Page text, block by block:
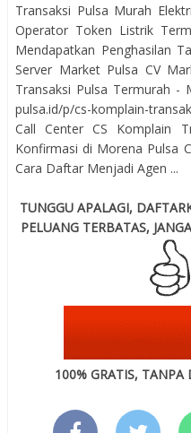
Transaksi Pulsa Murah
Operator Token Listrik
Mendapatkan Penghasilan
Server Market Pulsa CV
Transaksi Pulsa Termurah -
pulsa.id/p/cs-komplain-
Call Center CS Komplain
Konfirmasi di Morena Pulsa
Cara Daftar Menjadi Agen ...
TUNGGU APALAGI,
PELUANG TERBATAS,
100% GRATIS, TANPA